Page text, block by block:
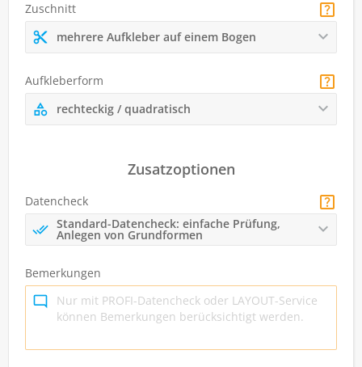
Zuschnitt
mehrere Aufkleber auf einem Bogen
Aufkleberform
rechteckig / quadratisch
Zusatzoptionen
Datencheck
Standard-Datencheck: einfache Prüfung,
Anlegen von Grundformen
Bemerkungen